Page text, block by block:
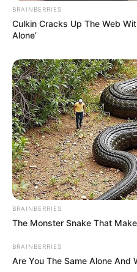
BRAINBERRIES
Culkin Cracks Up The Web
Alone’
BRAINBERRIES
The Monster Snake That
BRAINBERRIES
Are You The Same Alone And